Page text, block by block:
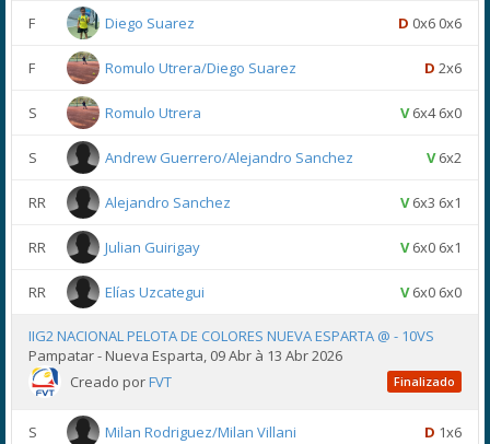
F Diego Suarez D 0x6 0x6
F Romulo Utrera/Diego Suarez D 2x6
S Romulo Utrera V6x4 6x0
S Andrew Guerrero/Alejandro Sanchez V6x2
RR Alejandro Sanchez V6x3 6x1
RR Julian Guirigay V6x0 6x1
RR Elías Uzcategui V6x0 6x0
IIG2 NACIONAL PELOTA DE COLORES NUEVA ESPARTA @ - 10VS
Pampatar - Nueva Esparta, 09 Abr à 13 Abr 2026
Creado porFVT Finalizado
S Milan Rodriguez/Milan Villani D 1x6